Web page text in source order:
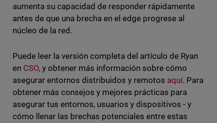
aumenta su capacidad de responder rápidamente
antes de que una brecha en el edge progrese al
núcleo de la red.
Puede leer la versión completa del artículo de Ryan
en CSO, y obtener más información sobre cómo
asegurar entornos distribuidos y remotos aquí. Para
obtener más consejos y mejores prácticas para
asegurar tus entornos, usuarios y dispositivos - y
cómo llenar las brechas potenciales entre estas